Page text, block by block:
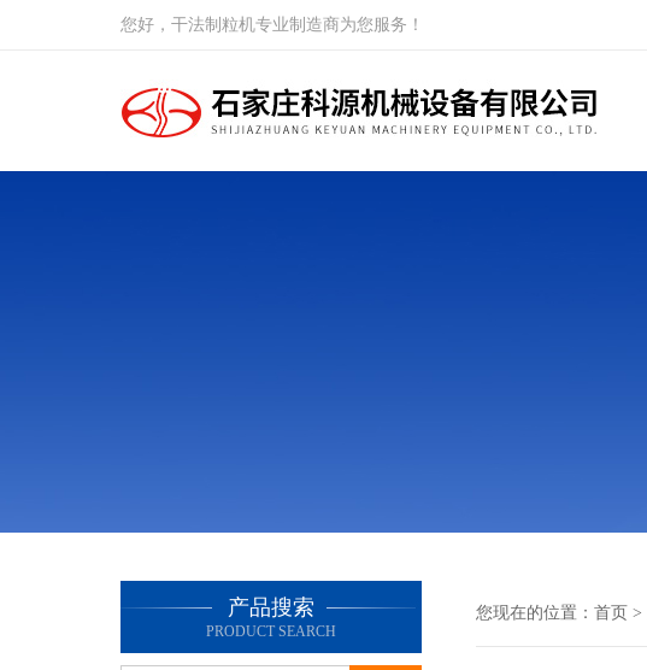
您好，干法制粒机专业制造商为您服务！
产品搜索
PRODUCT SEARCH
您现在的位置： 首页 >